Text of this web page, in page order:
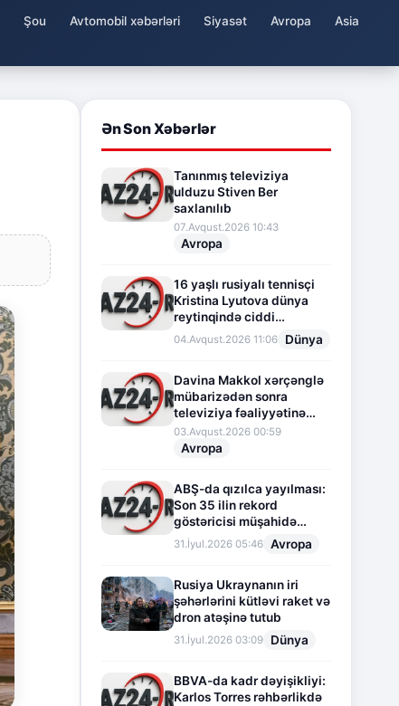
Şou Avtomobil xəbərləri Siyasət Avropa
Asia
Ən Son Xəbərlər
Tanınmış televiziya
ulduzu Stiven Ber
saxlanılıb
07.Avqust.2026 10:43
Avropa
16 yaşlı rusiyalı tennisçi
Kristina Lyutova dünya
reytinqində ciddi
irəliləyişə imza atdı
04.Avqust.2026 11:06 Dünya
Davina Makkol xərçənglə
mübarizədən sonra
televiziya fəaliyyətinə
fasilə verir
03.Avqust.2026 00:59
Avropa
ABŞ-da qızılca yayılması:
Son 35 ilin rekord
göstəricisi müşahidə
olunur
31.İyul.2026 05:46 Avropa
Rusiya Ukraynanın iri
şəhərlərini kütləvi raket və
dron atəşinə tutub
31.İyul.2026 03:09 Dünya
BBVA-da kadr dəyişikliyi:
Karlos Torres rəhbərlikdə